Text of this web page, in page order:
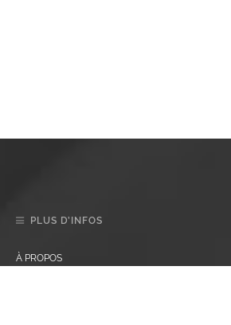
PLUS D’INFOS
À PROPOS